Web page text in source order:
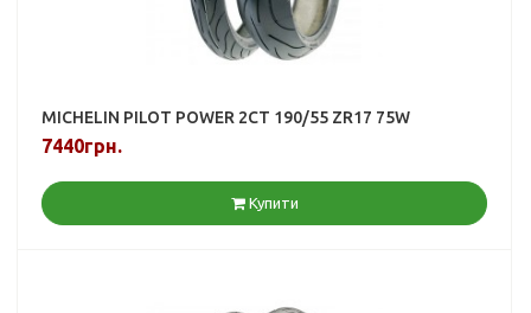
MICHELIN PILOT POWER 2CT 190/55 ZR17 75W
7440грн.
Купити